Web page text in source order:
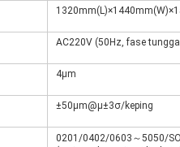
AC220V (50Hz, fase
4μm
±50μm@μ±3σ/keping
0201/0402/0603～5050/